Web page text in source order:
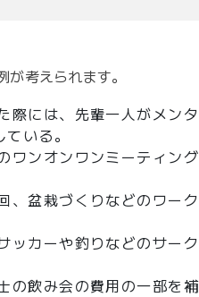
が考えられます。
際には、先輩一人がメン
いる。
ワンオンワンミーティン
、盆栽づくりなどのワー
ッカーや釣りなどのサー
の飲み会の費用の一部を補